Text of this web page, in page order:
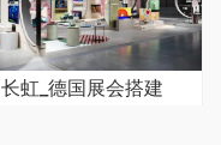
长虹_德国展会搭建